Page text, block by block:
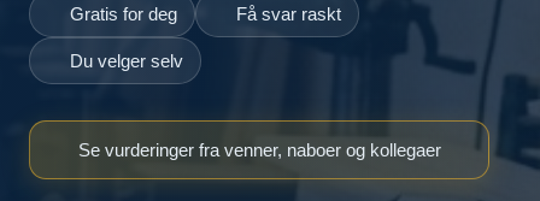
Gratis for deg Få svar raskt
Du velger selv
Se vurderinger fra venner, naboer og kollegaer